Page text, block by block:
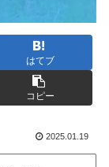
はてブ
コピー
2025.01.19